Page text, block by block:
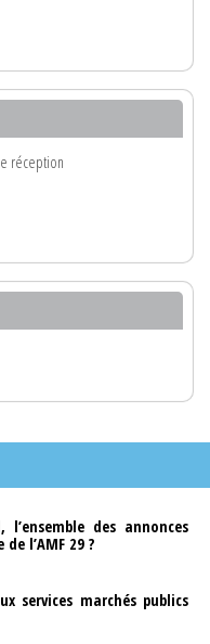
réception
des annonces
l’AMF 29 ?
services marchés publics